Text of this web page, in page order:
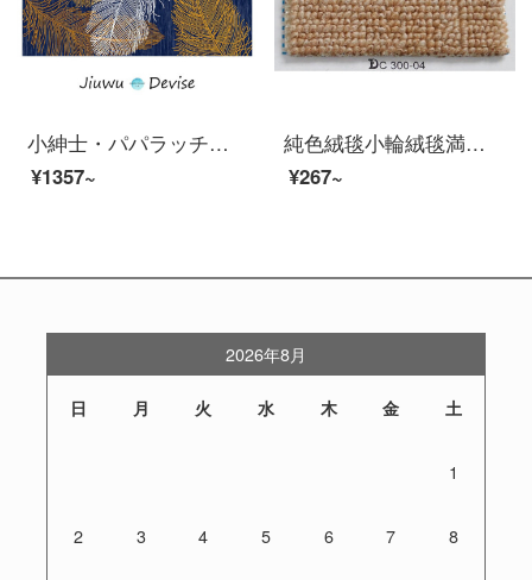
小紳士・パパラッチの新しい北欧じゅうたんは水洗いできます。リビングルームの幾何学的なお茶が畳の黄色の羽140*200 cmに敷き詰められています。
¥1357~
純色絨毯小輪絨毯満舗ホテルオフィスオフィス用工事客間ビリヤードホールフェルト300-04メートルの黄色幅4メートル*0.25メートルの長さ=1平方メートルの単価
¥267~
2026年8月
日 月 火 水 木 金 土
1
2 3 4 5 6 7 8